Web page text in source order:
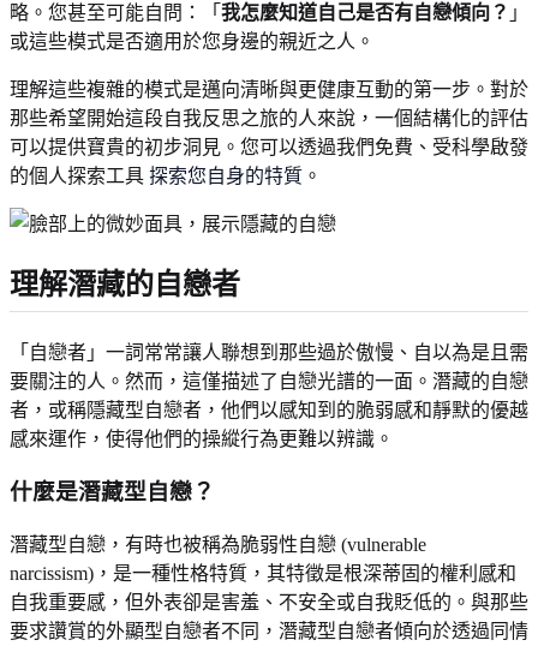
略。您甚至可能自問：「 我怎麼知道自己是否有自戀傾向？ 」
或這些模式是否適用於您身邊的親近之人。
理解這些複雜的模式是邁向清晰與更健康互動的第一步。對於
那些希望開始這段自我反思之旅的人來說，一個結構化的評估
可以提供寶貴的初步洞見。您可以透過我們免費、受科學啟發
的個人探索工具 探索您自身的特質 。
理解潛藏的自戀者
「自戀者」一詞常常讓人聯想到那些過於傲慢、自以為是且需
要關注的人。然而，這僅描述了自戀光譜的一面。潛藏的自戀
者，或稱隱藏型自戀者，他們以感知到的脆弱感和靜默的優越
感來運作，使得他們的操縱行為更難以辨識。
什麼是潛藏型自戀？
潛藏型自戀，有時也被稱為脆弱性自戀 (vulnerable
narcissism)，是一種性格特質，其特徵是根深蒂固的權利感和
自我重要感，但外表卻是害羞、不安全或自我貶低的。與那些
要求讚賞的外顯型自戀者不同，潛藏型自戀者傾向於透過同情